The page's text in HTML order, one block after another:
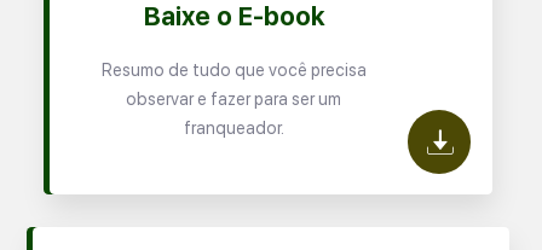
Baixe o E-book
Resumo de tudo que você precisa
observar e fazer para ser um
franqueador.